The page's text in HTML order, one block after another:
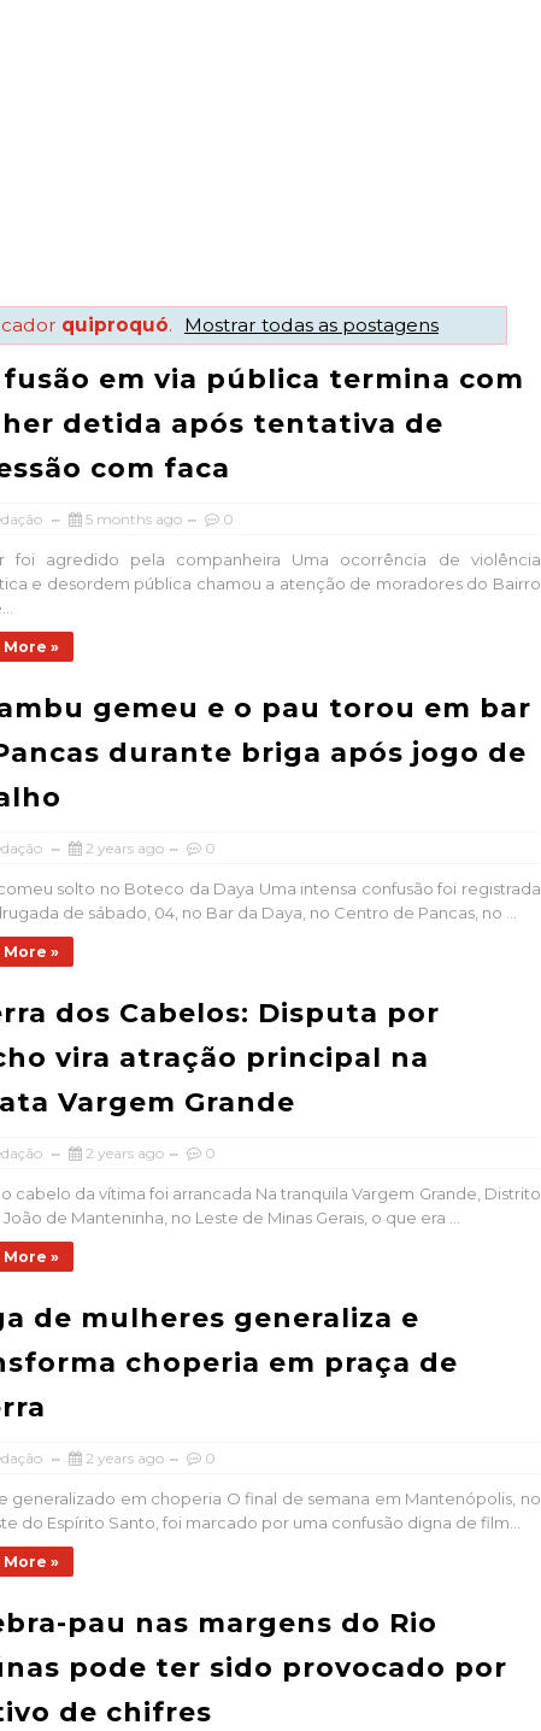
quiproquó. Mostrar todas as postagens
em via pública termina com
detida após tentativa de
com faca
5 months ago 0
foi agredido pela companheira Uma ocorrência de violência
e desordem pública chamou a atenção de moradores do Bairro
More »
gemeu e o pau torou em bar
durante briga após jogo de
2 years ago 0
solto no Boteco da Daya Uma intensa confusão foi registrada
de sábado, 04, no Bar da Daya, no Centro de Pancas, no ...
More »
dos Cabelos: Disputa por
vira atração principal na
Vargem Grande
2 years ago 0
cabelo da vítima foi arrancada Na tranquila Vargem Grande, Distrito
de Manteninha, no Leste de Minas Gerais, o que era ...
More »
de mulheres generaliza e
choperia em praça de
2 years ago 0
generalizado em choperia O final de semana em Mantenópolis, no
do Espírito Santo, foi marcado por uma confusão digna de film...
More »
pau nas margens do Rio
pode ter sido provocado por
de chifres